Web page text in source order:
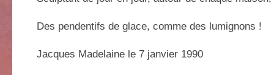
Des pendentifs de glace, comme des lumignons !
Jacques Madelaine le 7 janvier 1990